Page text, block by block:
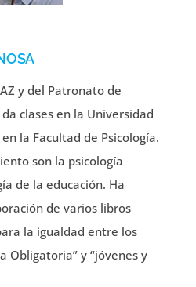
y del Patronato de
clases en la Universidad
la Facultad de Psicología.
son la psicología
de la educación. Ha
de varios libros
la igualdad entre los
Obligatoria” y “jóvenes y